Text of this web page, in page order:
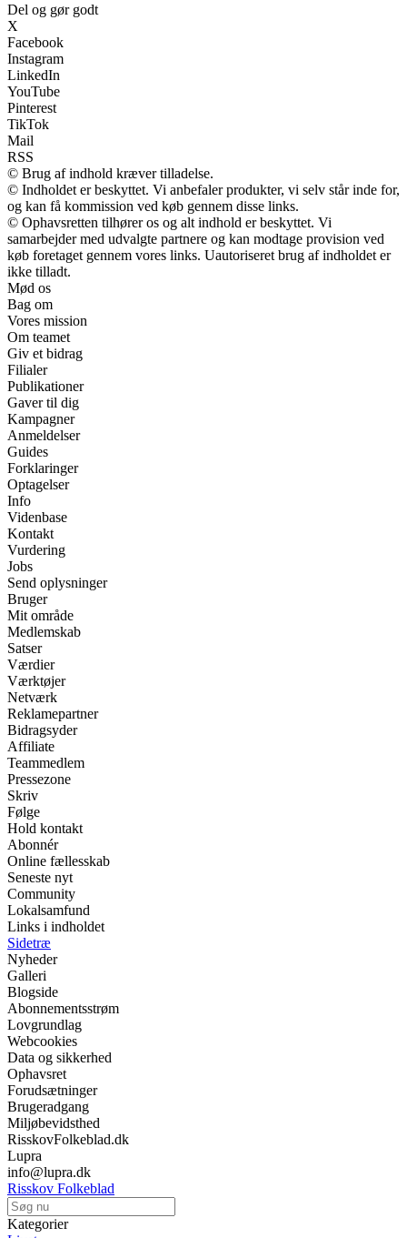
Del og gør godt
X
Facebook
Instagram
LinkedIn
YouTube
Pinterest
TikTok
Mail
RSS
© Brug af indhold kræver tilladelse.
© Indholdet er beskyttet. Vi anbefaler produkter, vi selv står inde for,
og kan få kommission ved køb gennem disse links.
© Ophavsretten tilhører os og alt indhold er beskyttet. Vi
samarbejder med udvalgte partnere og kan modtage provision ved
køb foretaget gennem vores links. Uautoriseret brug af indholdet er
ikke tilladt.
Mød os
Bag om
Vores mission
Om teamet
Giv et bidrag
Filialer
Publikationer
Gaver til dig
Kampagner
Anmeldelser
Guides
Forklaringer
Optagelser
Info
Videnbase
Kontakt
Vurdering
Jobs
Send oplysninger
Bruger
Mit område
Medlemskab
Satser
Værdier
Værktøjer
Netværk
Reklamepartner
Bidragsyder
Affiliate
Teammedlem
Pressezone
Skriv
Følge
Hold kontakt
Abonnér
Online fællesskab
Seneste nyt
Community
Lokalsamfund
Links i indholdet
Sidetræ
Nyheder
Galleri
Blogside
Abonnementsstrøm
Lovgrundlag
Webcookies
Data og sikkerhed
Ophavsret
Forudsætninger
Brugeradgang
Miljøbevidsthed
RisskovFolkeblad.dk
Lupra
info@lupra.dk
Risskov Folkeblad
Kategorier